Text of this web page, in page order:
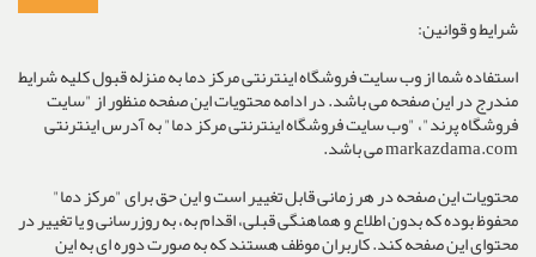
شرایط و قوانین:
استفاده شما از وب سایت فروشگاه اینترنتی مرکز دما به منزله قبول کلیه شرایط
مندرج در این صفحه می باشد. در ادامه محتویات این صفحه منظور از "سایت
فروشگاه پرند"، "وب سایت فروشگاه اینترنتی مرکز دما" به آدرس اینترنتی
markazdama.com می باشد.
محتویات این صفحه در هر زمانی قابل تغییر است و این حق برای "مرکز دما"
محفوظ بوده که بدون اطلاع و هماهنگی قبلی، اقدام به، به روزرسانی و یا تغییر در
محتوای این صفحه کند. کاربران موظف هستند که به صورت دوره ای به این